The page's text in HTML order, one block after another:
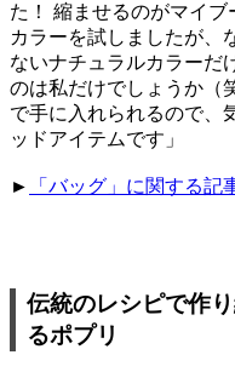
た！ 縮ませるのがマイブ
カラーを試しましたが、
ないナチュラルカラーだ
のは私だけでしょうか（
で手に入れられるので、
ッドアイテムです」
► 「バッグ」に関する記
伝統のレシピで作
るポプリ